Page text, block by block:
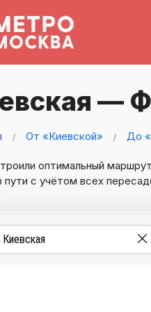
—
От «Киевской» До
оптимальный
пути с учётом всех